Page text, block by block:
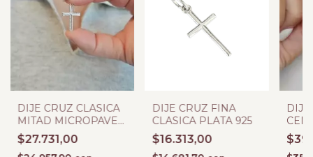
DIJE CRUZ CLASICA
MITAD MICROPAVE
PLATA 925
$27.731,00
DIJE CRUZ FINA
CLASICA PLATA 925
$16.313,00